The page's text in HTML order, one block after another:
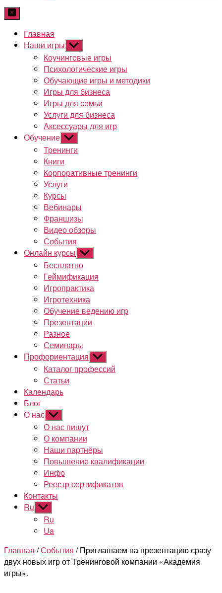
Главная
Наши игры Показывать
подменю
Коучинговые игры
Психологические игры
Обучающие игры и методики
Игры для бизнеса
Игры для семьи
Услуги для бизнеса
Аксессуары для игр
Обучение Показывать
подменю
Тренинги
Книги
Корпоративные тренинги
Услуги
Курсы
Вебинары
Франшизы
Видео обзоры
События
Онлайн курсы Показывать
подменю
Бесплатно
Геймификация
Игропрактика
Игротехника
Обучение ведению игр
Презентации
Разное
Семинары
Профориентация Показывать
подменю
Каталог профессий
Статьи
Календарь
Блог
О нас Показывать
подменю
О нас пишут
О компании
Наши партнёры
Повышение квалификации
Инфо
Реестр сертификатов
Контакты
Ru Показывать
подменю
Ru
Ua
Главная /События / Приглашаем на презентацию сразу
двух новых игр от Тренинговой компании «Академия
игры».